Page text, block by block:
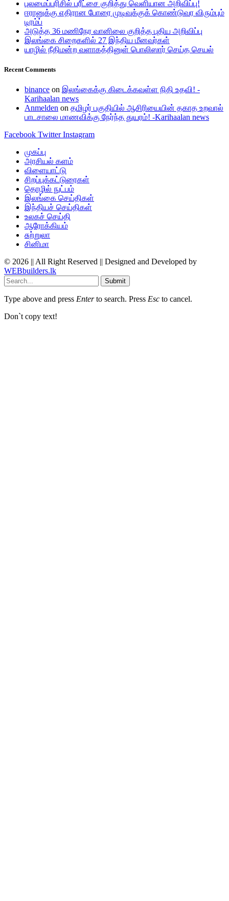
புலமைப்பரிசில் பரீட்சை குறித்து வெளியான அறிவிப்பு!
ஈரானுக்கு எதிரான போரை முடிவுக்குக் கொண்டுவர விரும்பும்
டிரம்ப்
அடுத்த 36 மணிநேர வானிலை குறித்த புதிய அறிவிப்பு
இலங்கை சிறைகளில் 27 இந்திய மீனவர்கள்
யாழில் நீதிமன்ற வளாகத்தினுள் பொலிஸார் செய்த செயல்
Recent Comments
binance on இலங்கைக்கு கிடைக்கவுள்ள நிதி உதவி! -
Karihaalan news
Anmelden on தமிழர் பகுதியில் ஆசிரியையின் தகாத உறவால்
பாடசாலை மாணவிக்கு நேர்ந்த துயரம்! -Karihaalan news
Facebook Twitter Instagram
முகப்பு
அரசியல் களம்
விளையாட்டு
சிறப்புக்கட்டுரைகள்
தொழில் நுட்பம்
இலங்கை செய்திகள்
இந்தியச் செய்திகள்
உலகச் செய்தி
ஆரோக்கியம்
சுற்றுலா
சினிமா
© 2026 || All Right Reserved || Designed and Developed by
WEBbuilders.lk
Submit
Type above and press Enterto search. Press Esc to cancel.
Don`t copy text!